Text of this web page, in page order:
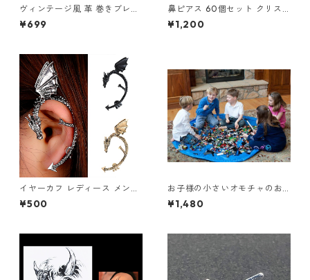
ヴィンテージ風 革 巻きブレス
レット 腕時計 レディース チャ
ーム付き アンティーク調 ハー
¥699
鼻ピアス 60個セット クリス
タル ストレート L字型 スクリ
ュー 3種類 ジュエル 鼻ピ ボデ
レディース メンズ ユニセック
ス ステンレス
¥1,200
イヤーカフ レディース メンズ
ドラゴン 竜 龍 片耳用 アンテ
ィーク イヤーラップ ノンホー
¥500
お子様の小さいオモチャのお
片付けのお悩み解消！レゴマ
ット収納袋 Mサイズ 100cm
¥1,480